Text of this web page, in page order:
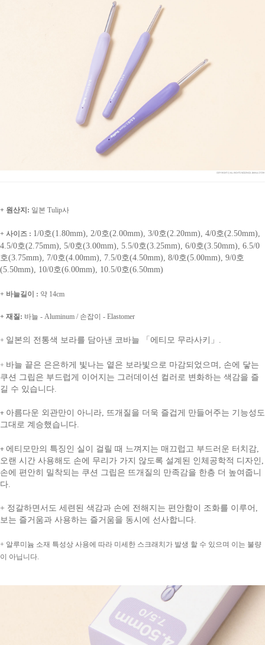
+ 원산지: 일본 Tulip사
+ 사이즈 : 1/0호(1.80mm), 2/0호(2.00mm), 3/0호(2.20mm), 4/0호(2.50mm),
4.5/0호(2.75mm), 5/0호(3.00mm), 5.5/0호(3.25mm), 6/0호(3.50mm), 6.5/0
호(3.75mm), 7/0호(4.00mm), 7.5/0호(4.50mm), 8/0호(5.00mm), 9/0호
(5.50mm), 10/0호(6.00mm), 10.5/0호(6.50mm)
+ 바늘길이 : 약 14cm
+ 재질: 바늘 - Aluminum / 손잡이 - Elastomer
+ 일본의 전통색 보라를 담아낸 코바늘 「에티모 무라사키」.
+ 바늘 끝은 은은하게 빛나는 옅은 보라빛으로 마감되었으며, 손에 닿는
쿠션 그립은 부드럽게 이어지는 그러데이션 컬러로 변화하는 색감을 즐
길 수 있습니다.
+ 아름다운 외관만이 아니라, 뜨개질을 더욱 즐겁게 만들어주는 기능성도
그대로 계승했습니다.
+ 에티모만의 특징인 실이 걸릴 때 느껴지는 매끄럽고 부드러운 터치감,
오랜 시간 사용해도 손에 무리가 가지 않도록 설계된 인체공학적 디자인,
손에 편안히 밀착되는 쿠션 그립은 뜨개질의 만족감을 한층 더 높여줍니
다.
+ 정갈하면서도 세련된 색감과 손에 전해지는 편안함이 조화를 이루어,
보는 즐거움과 사용하는 즐거움을 동시에 선사합니다.
+ 알루미늄 소재 특성상 사용에 따라 미세한 스크래치가 발생 할 수 있으며 이는 불량
이 아닙니다.